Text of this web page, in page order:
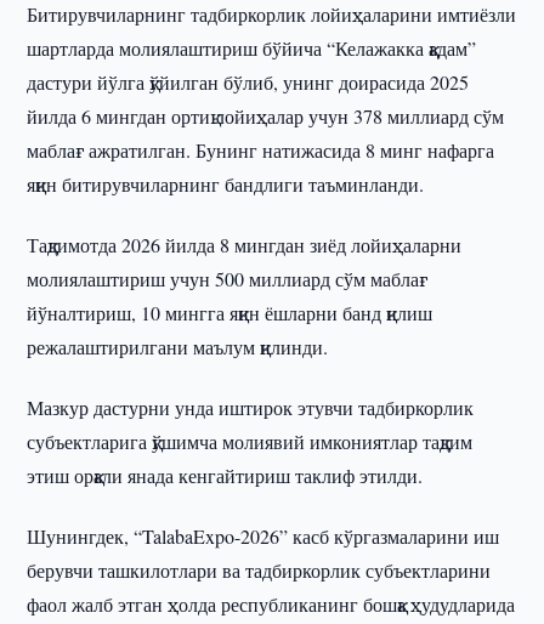
Битирувчиларнинг тадбиркорлик лойиҳаларини имтиёзли
шартларда молиялаштириш бўйича “Келажакка қадам”
дастури йўлга қўйилган бўлиб, унинг доирасида 2025
йилда 6 мингдан ортиқ лойиҳалар учун 378 миллиард сўм
маблағ ажратилган. Бунинг натижасида 8 минг нафарга
яқин битирувчиларнинг бандлиги таъминланди.
Тақдимотда 2026 йилда 8 мингдан зиёд лойиҳаларни
молиялаштириш учун 500 миллиард сўм маблағ
йўналтириш, 10 мингга яқин ёшларни банд қилиш
режалаштирилгани маълум қилинди.
Мазкур дастурни унда иштирок этувчи тадбиркорлик
субъектларига қўшимча молиявий имкониятлар тақдим
этиш орқали янада кенгайтириш таклиф этилди.
Шунингдек, “TalabaExpo-2026” касб кўргазмаларини иш
берувчи ташкилотлари ва тадбиркорлик субъектларини
фаол жалб этган ҳолда республиканинг бошқа ҳудудларида